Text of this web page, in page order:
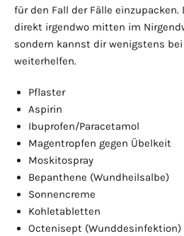
für den Fall der Fälle
direkt irgendwo mitten im
sondern kannst dir wenigstens
weiterhelfen.
Pflaster
Aspirin
Ibuprofen/Paracetamol
Magentropfen gegen Übelkeit
Moskitospray
Bepanthene (Wundheilsalbe)
Sonnencreme
Kohletabletten
Octenisept (Wunddesinfektion)